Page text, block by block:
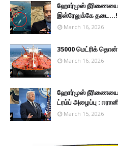
ஹோர்முஸ் நீரிணையை
இஸ்ரேலுக்கே தடை...!
March 16, 2026
35000 மெட்ரிக் தொன்
March 16, 2026
ஹோர்முஸ் நீரிணையைத்
ட்ரம்ப் அழைப்பு :
March 15, 2026